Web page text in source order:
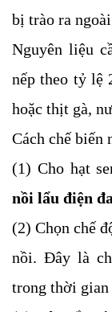
bị trào ra
Nguyên liệu
nếp theo tỷ lệ
hoặc thịt gà,
Cách chế biến
(1) Cho hạt
nồi lẩu điện
(2) Chọn chế
nồi. Đây là
trong thời gian